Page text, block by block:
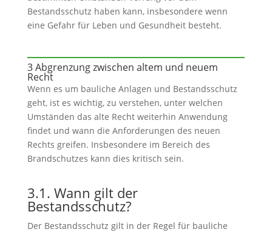
Bestandsschutz haben kann, insbesondere wenn
eine Gefahr für Leben und Gesundheit besteht.
3 Abgrenzung zwischen altem und neuem
Recht
Wenn es um bauliche Anlagen und Bestandsschutz
geht, ist es wichtig, zu verstehen, unter welchen
Umständen das alte Recht weiterhin Anwendung
findet und wann die Anforderungen des neuen
Rechts greifen. Insbesondere im Bereich des
Brandschutzes kann dies kritisch sein.
3.1. Wann gilt der
Bestandsschutz?
Der Bestandsschutz gilt in der Regel für bauliche